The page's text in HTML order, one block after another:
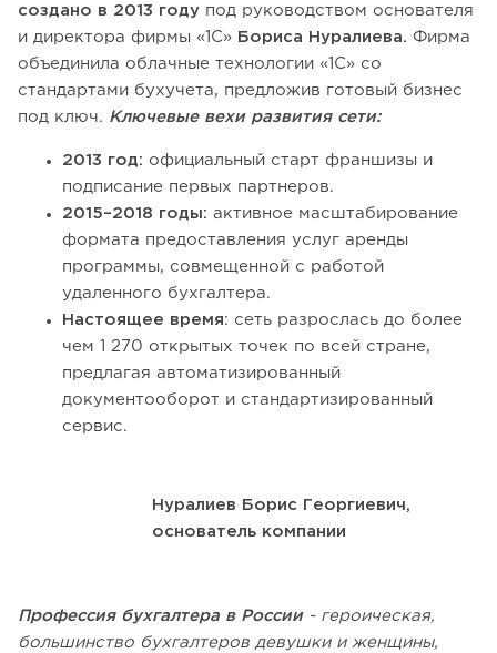
создано в 2013 году под руководством основателя
и директора фирмы «1С» Бориса Нуралиева. Фирма
объединила облачные технологии «1С» со
стандартами бухучета, предложив готовый бизнес
под ключ. Ключевые вехи развития сети:
2013 год: официальный старт франшизы и
подписание первых партнеров.
2015–2018 годы: активное масштабирование
формата предоставления услуг аренды
программы, совмещенной с работой
удаленного бухгалтера.
Настоящее время: сеть разрослась до более
чем 1 270 открытых точек по всей стране,
предлагая автоматизированный
документооборот и стандартизированный
сервис.
Нуралиев Борис Георгиевич,
основатель компании
Профессия бухгалтера в России- героическая,
большинство бухгалтеров девушки и женщины,